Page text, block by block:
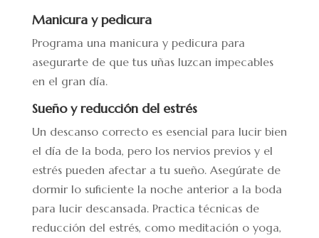
Manicura y pedicura
Programa una manicura y pedicura para
asegurarte de que tus uñas luzcan impecables
en el gran día.
Sueño y reducción del estrés
Un descanso correcto es esencial para lucir bien
el día de la boda, pero los nervios previos y el
estrés pueden afectar a tu sueño. Asegúrate de
dormir lo suficiente la noche anterior a la boda
para lucir descansada. Practica técnicas de
reducción del estrés, como meditación o yoga,